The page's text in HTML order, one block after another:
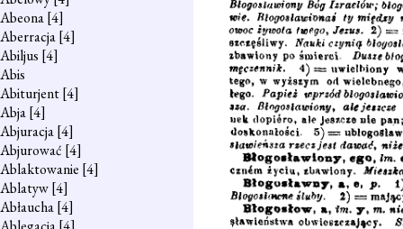
Abeona[4]
Aberracja[4]
Abiljus [4]
Abis
Abiturjent[4]
Abja[4]
Abjuracja[4]
Abjurować [4]
Ablaktowanie [4]
Ablatyw[4]
Abłaucha[4]